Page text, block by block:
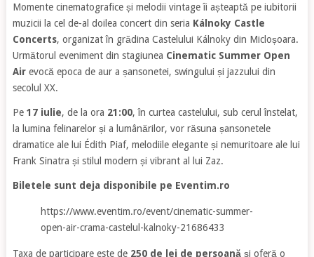
Momente cinematografice și melodii vintage îi așteaptă pe iubitorii
muzicii la cel de-al doilea concert din seria Kálnoky Castle
Concerts, organizat în grădina Castelului Kálnoky din Micloșoara.
Următorul eveniment din stagiunea Cinematic Summer Open
Airevocă epoca de aur a șansonetei, swingului și jazzului din
secolul XX.
Pe 17 iulie, de la ora 21:00, în curtea castelului, sub cerul înstelat,
la lumina felinarelor și a lumânărilor, vor răsuna șansonetele
dramatice ale lui Édith Piaf, melodiile elegante și nemuritoare ale lui
Frank Sinatra și stilul modern și vibrant al lui Zaz.
Biletele sunt deja disponibile pe Eventim.ro
https://www.eventim.ro/event/cinematic-summer-
open-air-crama-castelul-kalnoky-21686433
Taxa de participare este de 250 de lei de persoanăși oferă o